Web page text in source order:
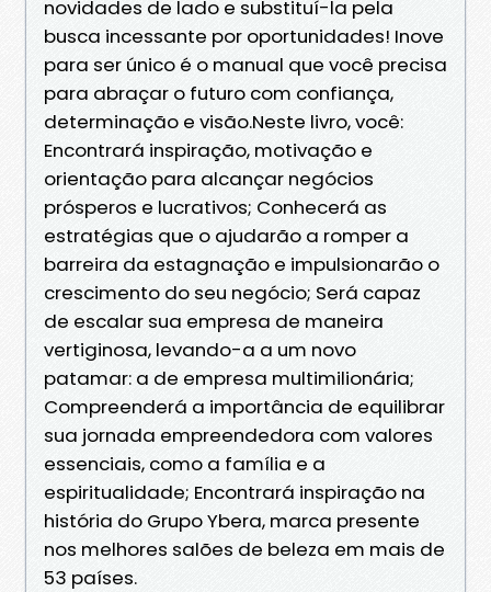
novidades de lado e substituí-la pela
busca incessante por oportunidades! Inove
para ser único é o manual que você precisa
para abraçar o futuro com confiança,
determinação e visão.Neste livro, você:
Encontrará inspiração, motivação e
orientação para alcançar negócios
prósperos e lucrativos; Conhecerá as
estratégias que o ajudarão a romper a
barreira da estagnação e impulsionarão o
crescimento do seu negócio; Será capaz
de escalar sua empresa de maneira
vertiginosa, levando-a a um novo
patamar: a de empresa multimilionária;
Compreenderá a importância de equilibrar
sua jornada empreendedora com valores
essenciais, como a família e a
espiritualidade; Encontrará inspiração na
história do Grupo Ybera, marca presente
nos melhores salões de beleza em mais de
53 países.